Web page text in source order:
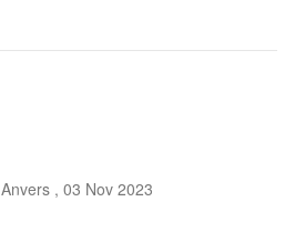
Anvers , 03 Nov 2023